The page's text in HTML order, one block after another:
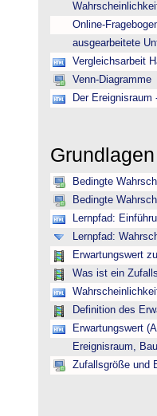
Online-
ausgearbeitete
Vergleichsarbeit
Venn-Diagramme
Der
Grundlagen
Bedingte
Bedingte
Lernpfad:
Lernpfad:
Erwartungswert
Was ist ein
Definition des
Erwartungswert
Ereignisraum,
Zufallsgröße und